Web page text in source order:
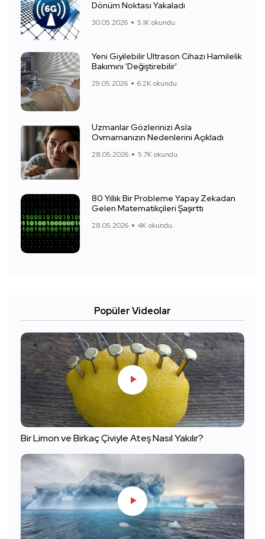
Dönüm Noktası Yakaladı
30.05.2026 5.1K okundu.
Yeni Giyilebilir Ultrason Cihazı Hamilelik
Bakımını 'Değiştirebilir'
29.05.2026 6.2K okundu.
Uzmanlar Gözlerinizi Asla
Ovmamanızın Nedenlerini Açıkladı
28.05.2026 5.7K okundu.
80 Yıllık Bir Probleme Yapay Zekadan
Gelen Matematikçileri Şaşırttı
28.05.2026 4K okundu.
Popüler Videolar
Bir Limon ve Birkaç Çiviyle Ateş Nasıl Yakılır?